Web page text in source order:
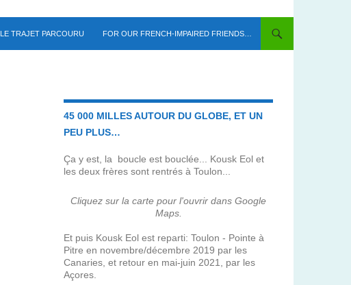
LE TRAJET PARCOURU FOR OUR FRENCH-IMPAIRED FRIENDS…
45 000 MILLES AUTOUR DU GLOBE, ET UN
PEU PLUS…
Ça y est, la boucle est bouclée... Kousk Eol et
les deux frères sont rentrés à Toulon...
Cliquez sur la carte pour l'ouvrir dans Google
Maps.
Et puis Kousk Eol est reparti: Toulon - Pointe à
Pitre en novembre/décembre 2019 par les
Canaries, et retour en mai-juin 2021, par les
Açores.